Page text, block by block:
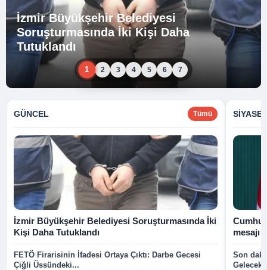
İzmir Büyükşehir Belediyesi
Soruşturmasında İki Kişi Daha
Tutuklandı
1 2 3 4 5 6 7
GÜNCEL Tümü
İzmir Büyükşehir Belediyesi Soruşturmasında İki
Kişi Daha Tutuklandı
FETÖ Firarisinin İfadesi Ortaya Çıktı: Darbe Gecesi
Çiğli Üssündeki...
mesajı
Son
Gelecek